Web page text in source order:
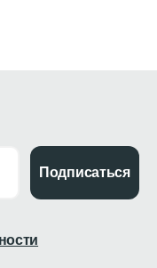
Подписаться